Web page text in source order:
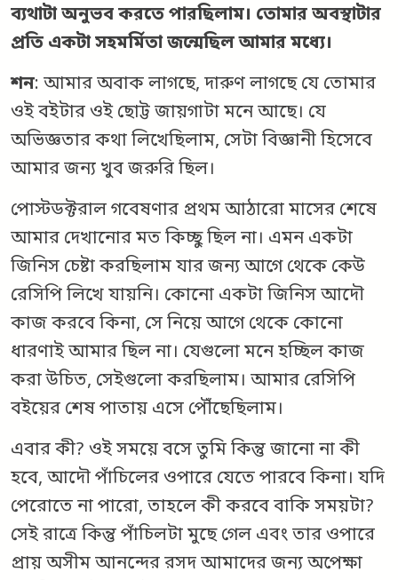
ব্যথাটা অনুভব করতে পারছিলাম। তোমার অবস্থাটার
প্রতি একটা সহমর্মিতা জন্মেছিল আমার মধ্যে।
শন: আমার অবাক লাগছে, দারুণ লাগছে যে তোমার
ওই বইটার ওই ছোট্ট জায়গাটা মনে আছে। যে
অভিজ্ঞতার কথা লিখেছিলাম, সেটা বিজ্ঞানী হিসেবে
আমার জন্য খুব জরুরি ছিল।
পোস্টডক্টরাল গবেষণার প্রথম আঠারো মাসের শেষে
আমার দেখানোর মত কিচ্ছু ছিল না। এমন একটা
জিনিস চেষ্টা করছিলাম যার জন্য আগে থেকে কেউ
রেসিপি লিখে যায়নি। কোনো একটা জিনিস আদৌ
কাজ করবে কিনা, সে নিয়ে আগে থেকে কোনো
ধারণাই আমার ছিল না। যেগুলো মনে হচ্ছিল কাজ
করা উচিত, সেইগুলো করছিলাম। আমার রেসিপি
বইয়ের শেষ পাতায় এসে পৌঁছেছিলাম।
এবার কী? ওই সময়ে বসে তুমি কিন্তু জানো না কী
হবে, আদৌ পাঁচিলের ওপারে যেতে পারবে কিনা। যদি
পেরোতে না পারো, তাহলে কী করবে বাকি সময়টা?
সেই রাত্রে কিন্তু পাঁচিলটা মুছে গেল এবং তার ওপারে
প্রায় অসীম আনন্দের রসদ আমাদের জন্য অপেক্ষা